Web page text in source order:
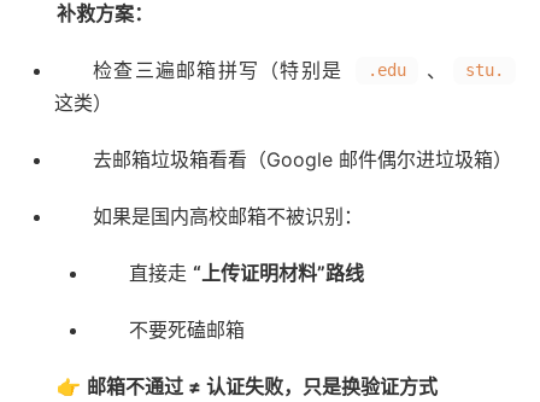
补救方案：
检查三遍邮箱拼写（特别是 .edu 、 stu.
这类）
去邮箱垃圾箱看看（Google 邮件偶尔进垃圾箱）
如果是国内高校邮箱不被识别：
直接走 “上传证明材料”路线
不要死磕邮箱
👉 邮箱不通过 ≠ 认证失败，只是换验证方式